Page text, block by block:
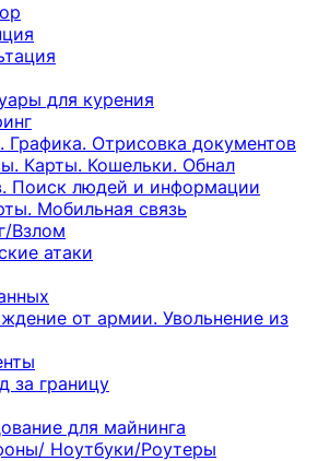
для курения
Графика. Отрисовка документов
Карты. Кошельки. Обнал
Поиск людей и информации
Мобильная связь
Взлом
атаки
от армии. Увольнение из
за границу
для майнинга
Ноутбуки/Роутеры